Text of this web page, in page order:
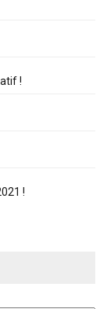
!
!